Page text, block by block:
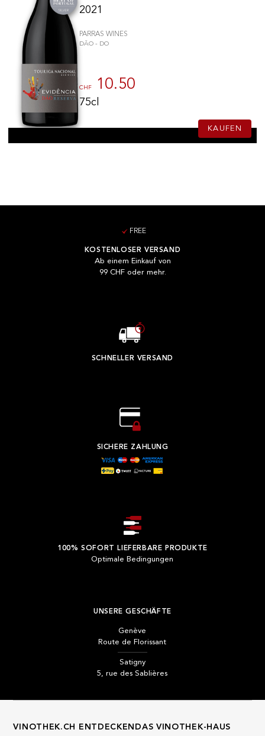
2021
PARRAS WINES
DÃO - DO
CHF 10.50
75cl
KAUFEN
FREE
KOSTENLOSER VERSAND
Ab einem Einkauf von
99 CHF oder mehr.
SCHNELLER VERSAND
SICHERE ZAHLUNG
100% SOFORT LIEFERBARE PRODUKTE
Optimale Bedingungen
UNSERE GESCHÄFTE
Genève
Route de Florissant
Satigny
5, rue des Sablières
VINOTHEK.CH ENTDECKEN DAS VINOTHEK-HAUS